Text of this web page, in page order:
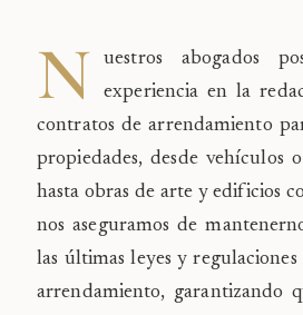
N
uestros abogados
experiencia en la
contratos de arrendamiento
propiedades, desde vehículos o
hasta obras de arte y edificios
nos aseguramos de
las últimas leyes y
arrendamiento, garantizando